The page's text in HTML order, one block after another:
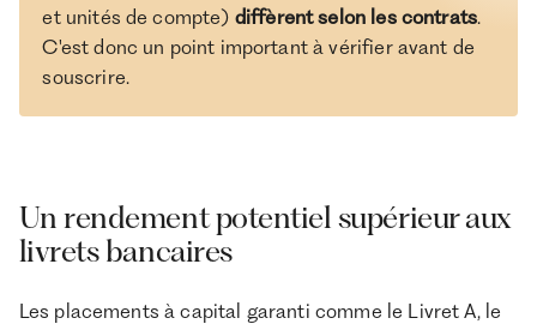
et unités de compte) diffèrent selon les contrats.
C'est donc un point important à vérifier avant de
souscrire.
Un rendement potentiel supérieur aux
livrets bancaires
Les placements à capital garanti comme le Livret A, le